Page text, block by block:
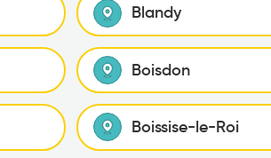
Blandy
Boisdon
Boissise-le-Roi